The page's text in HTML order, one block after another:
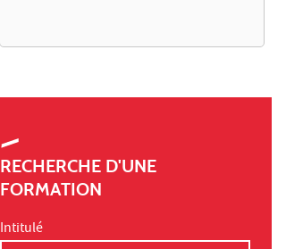
RECHERCHE D'UNE
FORMATION
Intitulé